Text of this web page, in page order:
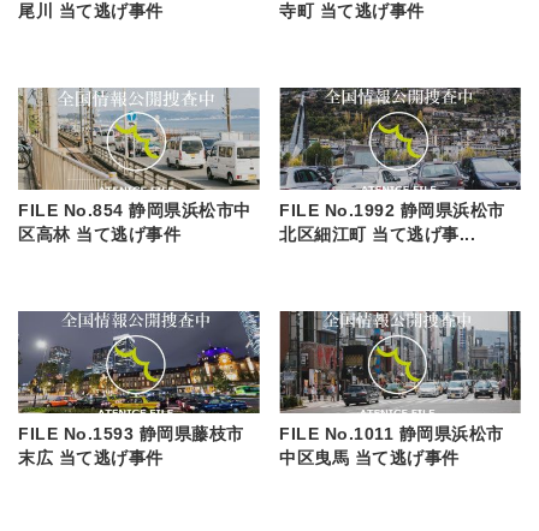
尾川 当て逃げ事件
寺町 当て逃げ事件
FILE No.854 静岡県浜松市中
区高林 当て逃げ事件
FILE No.1992 静岡県浜松市
北区細江町 当て逃げ事...
FILE No.1593 静岡県藤枝市
末広 当て逃げ事件
FILE No.1011 静岡県浜松市
中区曳馬 当て逃げ事件